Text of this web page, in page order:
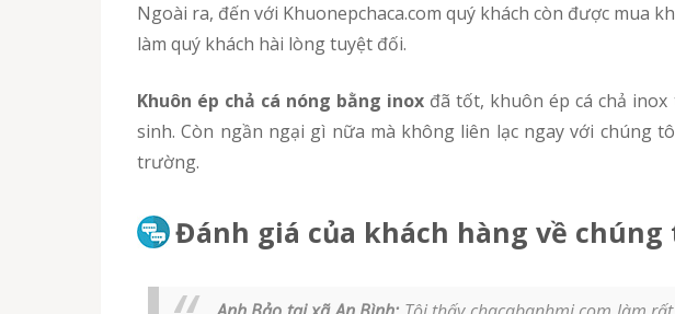
Ngoài ra, đến với Khuonepchaca.com quý khách còn được mua khuôn ép chả cá với giá ưu đãi hấp dẫn. Chính sách lấy sỉ của Khuonepchaca.com sẽ
làm quý khách hài lòng tuyệt đối.
Khuôn ép chả cá nóng bằng inox đã tốt, khuôn ép cá chả
sinh. Còn ngần ngại gì nữa mà không liên lạc ngay với chúng
trường.
Đánh giá của khách hàng về chúng